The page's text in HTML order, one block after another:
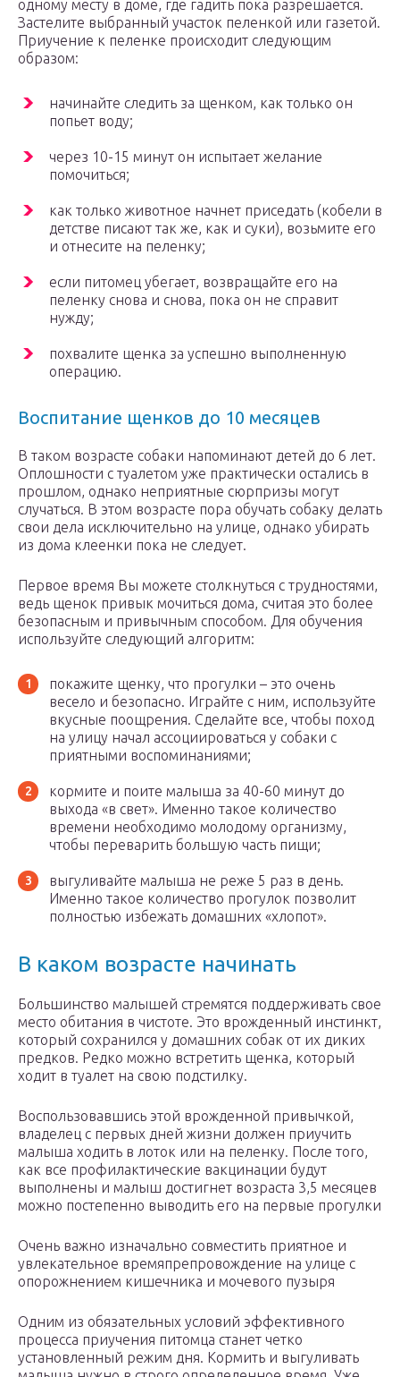
одному месту в доме, где гадить пока разрешается.
Застелите выбранный участок пеленкой или газетой.
Приучение к пеленке происходит следующим
образом:
начинайте следить за щенком, как только он
попьет воду;
через 10-15 минут он испытает желание
помочиться;
как только животное начнет приседать (кобели в
детстве писают так же, как и суки), возьмите его
и отнесите на пеленку;
если питомец убегает, возвращайте его на
пеленку снова и снова, пока он не справит
нужду;
похвалите щенка за успешно выполненную
операцию.
Воспитание щенков до 10 месяцев
В таком возрасте собаки напоминают детей до 6 лет.
Оплошности с туалетом уже практически остались в
прошлом, однако неприятные сюрпризы могут
случаться. В этом возрасте пора обучать собаку делать
свои дела исключительно на улице, однако убирать
из дома клеенки пока не следует.
Первое время Вы можете столкнуться с трудностями,
ведь щенок привык мочиться дома, считая это более
безопасным и привычным способом. Для обучения
используйте следующий алгоритм:
покажите щенку, что прогулки – это очень
весело и безопасно. Играйте с ним, используйте
вкусные поощрения. Сделайте все, чтобы поход
на улицу начал ассоциироваться у собаки с
приятными воспоминаниями;
кормите и поите малыша за 40-60 минут до
выхода «в свет». Именно такое количество
времени необходимо молодому организму,
чтобы переварить большую часть пищи;
выгуливайте малыша не реже 5 раз в день.
Именно такое количество прогулок позволит
полностью избежать домашних «хлопот».
В каком возрасте начинать
Большинство малышей стремятся поддерживать свое
место обитания в чистоте. Это врожденный инстинкт,
который сохранился у домашних собак от их диких
предков. Редко можно встретить щенка, который
ходит в туалет на свою подстилку.
Воспользовавшись этой врожденной привычкой,
владелец с первых дней жизни должен приучить
малыша ходить в лоток или на пеленку. После того,
как все профилактические вакцинации будут
выполнены и малыш достигнет возраста 3,5 месяцев
можно постепенно выводить его на первые прогулки
Очень важно изначально совместить приятное и
увлекательное времяпрепровождение на улице с
опорожнением кишечника и мочевого пузыря
Одним из обязательных условий эффективного
процесса приучения питомца станет четко
установленный режим дня. Кормить и выгуливать